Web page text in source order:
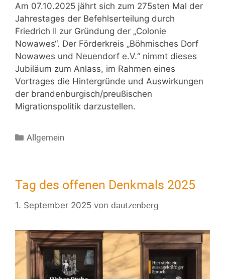
Am 07.10.2025 jährt sich zum 275sten Mal der
Jahrestages der Befehlserteilung durch
Friedrich II zur Gründung der „Colonie
Nowawes“. Der Förderkreis „Böhmisches Dorf
Nowawes und Neuendorf e.V.“ nimmt dieses
Jubiläum zum Anlass, im Rahmen eines
Vortrages die Hintergründe und Auswirkungen
der brandenburgisch/preußischen
Migrationspolitik darzustellen.
Allgemein
Tag des offenen Denkmals 2025
1. September 2025 von dautzenberg